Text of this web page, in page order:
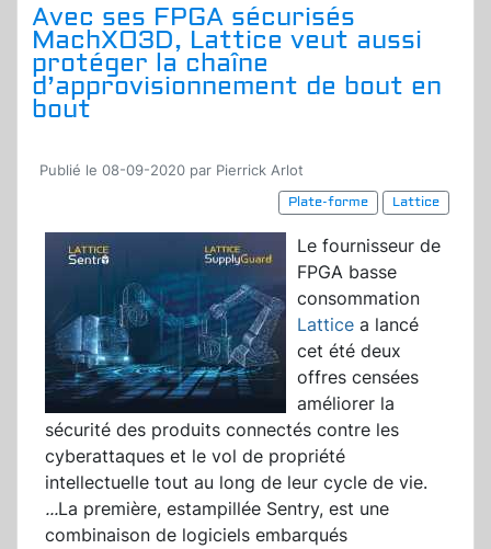
Avec ses FPGA sécurisés
MachXO3D, Lattice veut aussi
protéger la chaîne
d’approvisionnement de bout en
bout
Publié le 08-09-2020 par Pierrick Arlot
Plate-forme
Lattice
Le fournisseur de
FPGA basse
consommation
Lattice a lancé
cet été deux
offres censées
améliorer la
sécurité des produits connectés contre les
cyberattaques et le vol de propriété
intellectuelle tout au long de leur cycle de vie.
...La première, estampillée Sentry, est une
combinaison de logiciels embarqués